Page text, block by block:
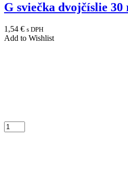
G sviečka dvojčíslie 30
1,54 € s DPH
Add to Wishlist